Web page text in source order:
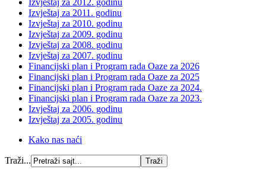
Izvještaj za 2012. godinu
Izvještaj za 2011. godinu
Izvještaj za 2010. godinu
Izvještaj za 2009. godinu
Izvještaj za 2008. godinu
Izvještaj za 2007. godinu
Financijski plan i Program rada Oaze za 2026
Financijski plan i Program rada Oaze za 2025
Financijski plan i Program rada Oaze za 2024.
Financijski plan i Program rada Oaze za 2023.
Izvještaj za 2006. godinu
Izvještaj za 2005. godinu
Kako nas naći
Traži...